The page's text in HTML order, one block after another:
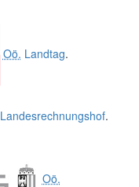
Oö. Landtag.
Landesrechnungshof.
Oö.